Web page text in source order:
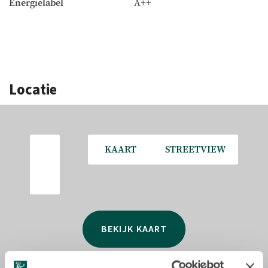
Per maand vooruit.
geïndexeerd op basis van het CBS consumenten prijsindex
(CPI) Alle Huishoudens (2015 = 100).
de Raad voor Onroerende Zaken (ROZ), zoals gehanteerd
door de NVM in onroerend goed, aangevuld met
specifieke verhuurvoorwaarden.
Energielabel A++
Locatie
BEKIJK KAART
KAART STREETVIEW